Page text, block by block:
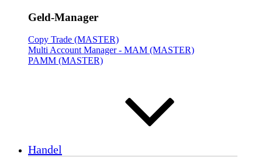
Geld-Manager
Copy Trade (MASTER)
Multi Account Manager - MAM (MASTER)
PAMM (MASTER)
Handel